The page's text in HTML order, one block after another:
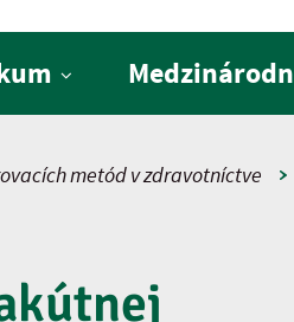
metód v zdravotníctve